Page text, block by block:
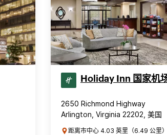
Holiday Inn 国家机
2650 Richmond Highway
Arlington, Virginia 22202, 美国
距离市中心 4.03 英里（6.49 公里